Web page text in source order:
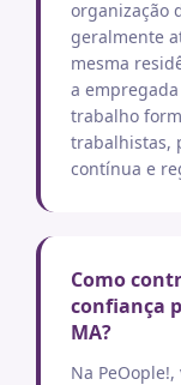
organização
geralmente
mesma
a
trabalho
trabalhistas,
contínua e
Como
confiança
MA?
Na